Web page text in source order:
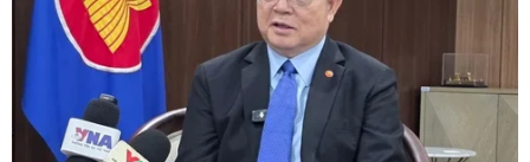
TP Hồ Chí Minh: Dự án mở rộng
đường Phạm Văn Bạch vẫn dang dở
sau 20 năm
06/08/2026 06:56